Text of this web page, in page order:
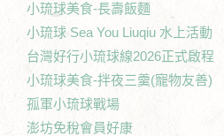
小琉球美食-長壽飯麵
小琉球 Sea You Liuqiu 水上活動
台灣好行小琉球線2026正式啟程
小琉球美食-拌夜三羹(寵物友善)
孤軍小琉球戰場
澎坊免稅會員好康